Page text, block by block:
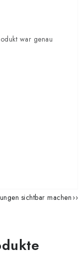
war genau
sichtbar machen